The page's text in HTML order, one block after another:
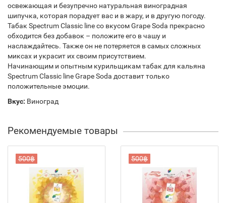
освежающая и безупречно натуральная виноградная
шипучка, которая порадует вас и в жару, и в другую погоду.
Табак Spectrum Classic line со вкусом Grape Soda прекрасно
обходится без добавок – положите его в чашу и
наслаждайтесь. Также он не потеряется в самых сложных
миксах и украсит их своим присутствием.
Начинающим и опытным курильщикам табак для кальяна
Spectrum Classic line Grape Soda доставит только
положительные эмоции.
Вкус: Виноград
Рекомендуемые товары
500฿ 500฿